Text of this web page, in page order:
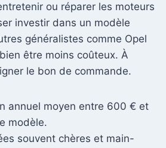
ou réparer les moteurs
investir dans un modèle
généralistes comme Opel
être moins coûteux. À
le bon de commande.
annuel moyen entre 600 € et
modèle.
souvent chères et main-